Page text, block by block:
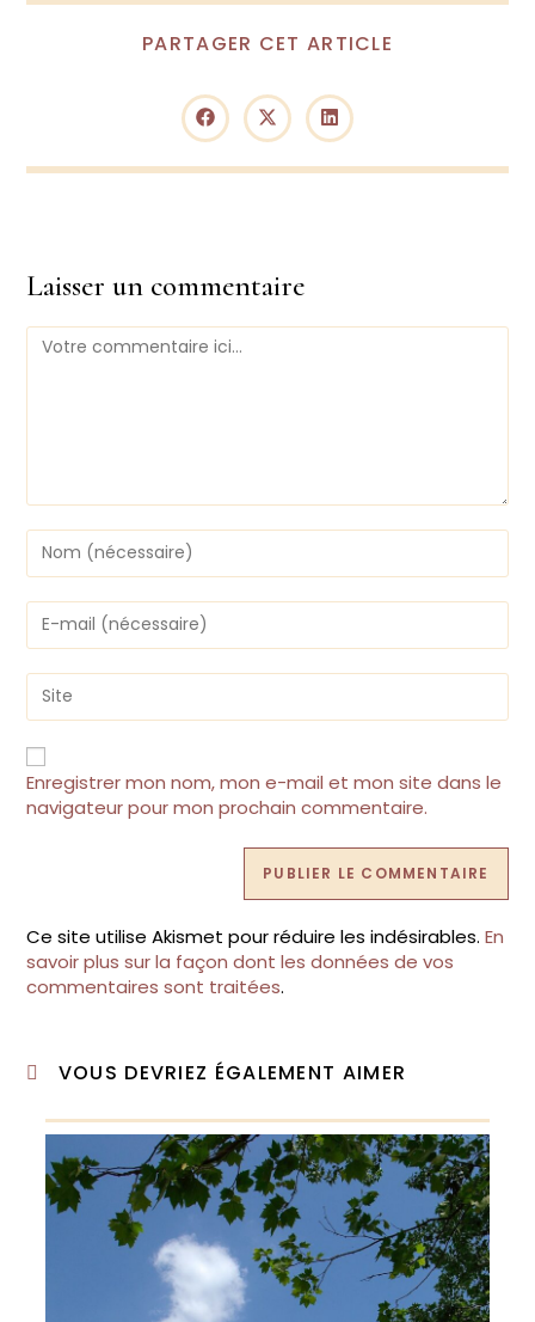
PARTAGER CET ARTICLE
Laisser un commentaire
Enregistrer mon nom, mon e-mail et mon site dans le
navigateur pour mon prochain commentaire.
Ce site utilise Akismet pour réduire les indésirables.En
savoir plus sur la façon dont les données de vos
commentaires sont traitées.
VOUS DEVRIEZ ÉGALEMENT AIMER